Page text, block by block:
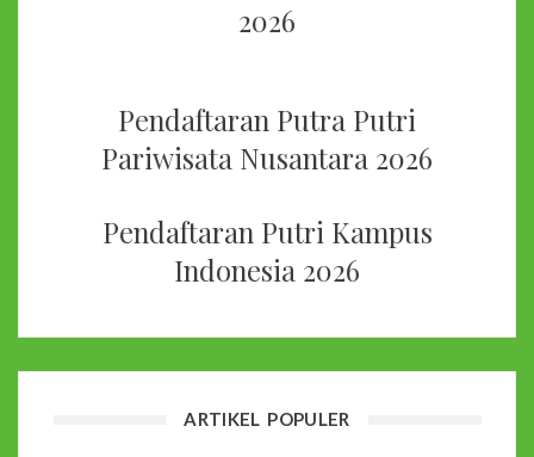
2026
Pendaftaran Putra Putri
Pariwisata Nusantara 2026
Pendaftaran Putri Kampus
Indonesia 2026
ARTIKEL POPULER